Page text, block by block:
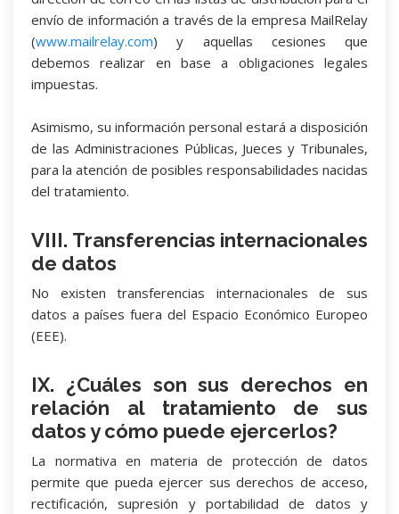
envío de información a través de la empresa MailRelay
(www.mailrelay.com) y aquellas cesiones que
debemos realizar en base a obligaciones legales
impuestas.
Asimismo, su información personal estará a disposición
de las Administraciones Públicas, Jueces y Tribunales,
para la atención de posibles responsabilidades nacidas
del tratamiento.
VIII. Transferencias internacionales
de datos
No existen transferencias internacionales de sus
datos a países fuera del Espacio Económico Europeo
(EEE).
IX. ¿Cuáles son sus derechos en
relación al tratamiento de sus
datos y cómo puede ejercerlos?
La normativa en materia de protección de datos
permite que pueda ejercer sus derechos de acceso,
rectificación, supresión y portabilidad de datos y